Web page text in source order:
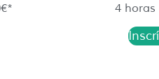
4 horas